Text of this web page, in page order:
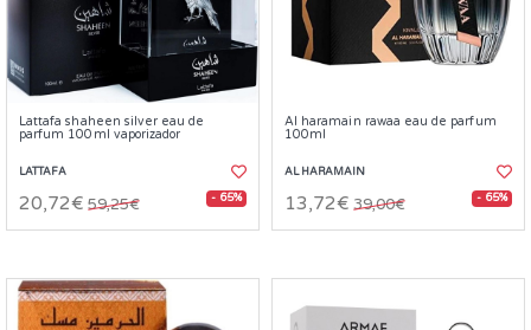
Lattafa shaheen silver eau de
parfum 100ml vaporizador
LATTAFA
20,72€ 59,25€ - 65%
Al haramain rawaa eau de parfum
100ml
AL HARAMAIN
13,72€ 39,00€ - 65%